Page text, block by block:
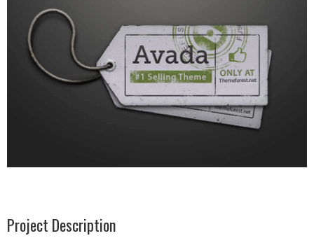
Project Description